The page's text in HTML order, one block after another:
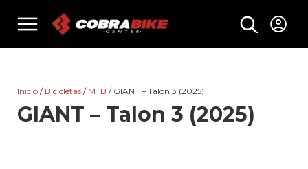
menu
Inicio / Bicicletas / MTB / GIANT – Talon 3 (2025)
GIANT – Talon 3 (2025)